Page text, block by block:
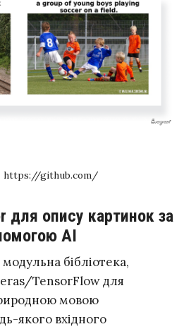
https://github.com/
для опису картинок за
AI
бібліотека,
TensorFlow для
мовою
якого вхідного